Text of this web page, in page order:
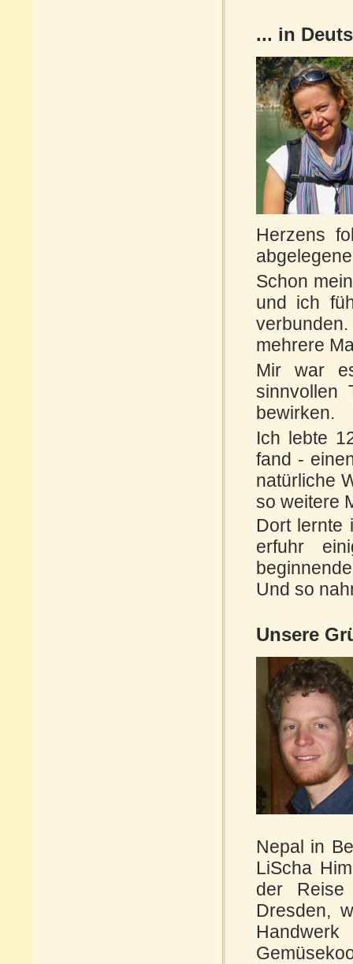
... in
Herzens
Schon
und ich
mehrere
Mir war
sinnvollen
bewirken.
Ich lebte
fand -
natürliche
so weitere
Dort lernte
erfuhr
Und so
Unsere
Nepal in
LiScha
der Reise
Dresden,